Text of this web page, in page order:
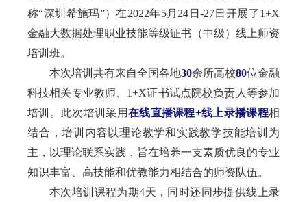
称“深圳希施玛”）在2022年5月24日-27日开展了1+X
金融大数据处理职业技能等级证书（中级）线上师资
培训班。
本次培训共有来自全国各地30余所高校80位金融
科技相关专业教师、1+X证书试点院校负责人等参加
培训。此次培训采用在线直播课程+线上录播课程相
结合，培训内容以理论教学和实践教学技能培训为
主，以理论联系实践，旨在培养一支素质优良的专业
知识丰富、高技能和优教能力相结合的师资队伍。
本次培训课程为期4天，同时还同步提供线上录